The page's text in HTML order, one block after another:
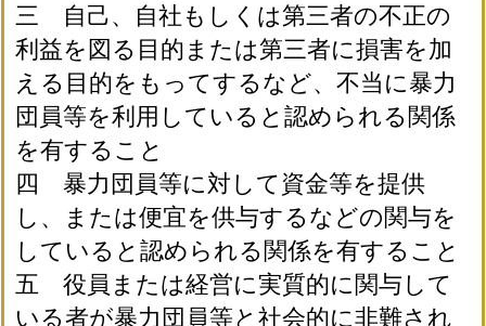
三 自己、自社もしくは第三者の不正の
利益を図る目的または第三者に損害を加
える目的をもってするなど、不当に暴力
団員等を利用していると認められる関係
を有すること
四 暴力団員等に対して資金等を提供
し、または便宜を供与するなどの関与を
していると認められる関係を有すること
五 役員または経営に実質的に関与して
いる者が暴力団員等と社会的に非難され